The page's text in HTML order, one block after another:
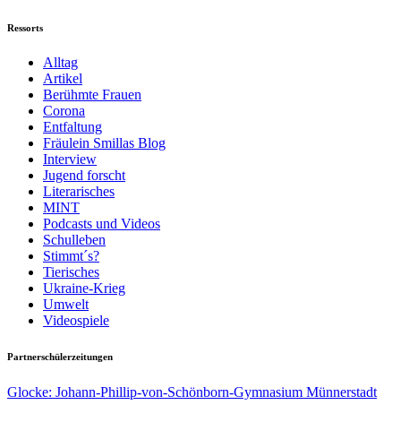
Ressorts
Alltag
Artikel
Berühmte Frauen
Corona
Entfaltung
Fräulein Smillas Blog
Interview
Jugend forscht
Literarisches
MINT
Podcasts und Videos
Schulleben
Stimmt´s?
Tierisches
Ukraine-Krieg
Umwelt
Videospiele
Partnerschülerzeitungen
Glocke: Johann-Phillip-von-Schönborn-Gymnasium Münnerstadt